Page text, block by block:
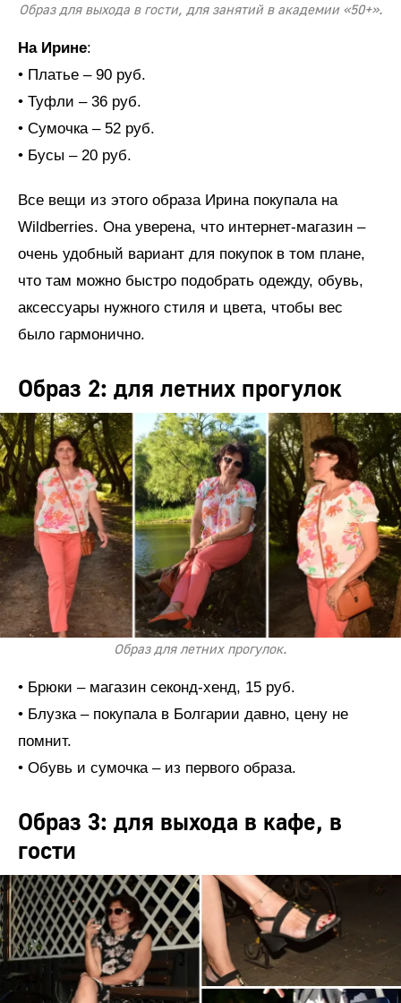
Образ для выхода в гости, для занятий в академии «50+».
На Ирине:
• Платье – 90 руб.
• Туфли – 36 руб.
• Сумочка – 52 руб.
• Бусы – 20 руб.
Все вещи из этого образа Ирина покупала на
Wildberries. Она уверена, что интернет-магазин –
очень удобный вариант для покупок в том плане,
что там можно быстро подобрать одежду, обувь,
аксессуары нужного стиля и цвета, чтобы вес
было гармонично.
Образ 2: для летних прогулок
Образ для летних прогулок.
• Брюки – магазин секонд-хенд, 15 руб.
• Блузка – покупала в Болгарии давно, цену не
помнит.
• Обувь и сумочка – из первого образа.
Образ 3: для выхода в кафе, в
гости